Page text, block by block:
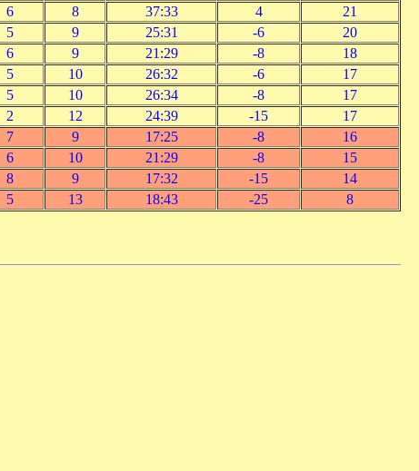
6 8 37:33 4
21
5 9 25:31 -6
20
6 9 21:29 -8
18
5 10 26:32 -6
17
5 10 26:34 -8
17
2 12 24:39 -15
17
7 9 17:25 -8
16
6 10 21:29 -8
15
8 9 17:32 -15
14
5 13 18:43 -25 8